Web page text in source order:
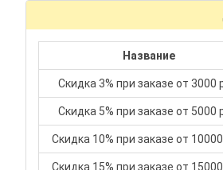
Название
Скидка 3% при заказе от 3000
Скидка 5% при заказе от 5000
Скидка 10% при заказе от
Скидка 15% при заказе от